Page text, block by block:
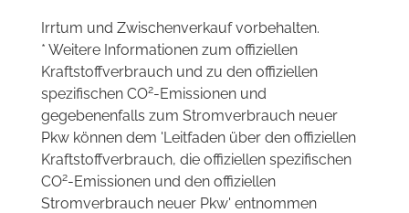
Irrtum und Zwischenverkauf vorbehalten.
* Weitere Informationen zum offiziellen
Kraftstoffverbrauch und zu den offiziellen
spezifischen CO2-Emissionen und
gegebenenfalls zum Stromverbrauch neuer
Pkw können dem 'Leitfaden über den offiziellen
Kraftstoffverbrauch, die offiziellen spezifischen
CO2-Emissionen und den offiziellen
Stromverbrauch neuer Pkw' entnommen